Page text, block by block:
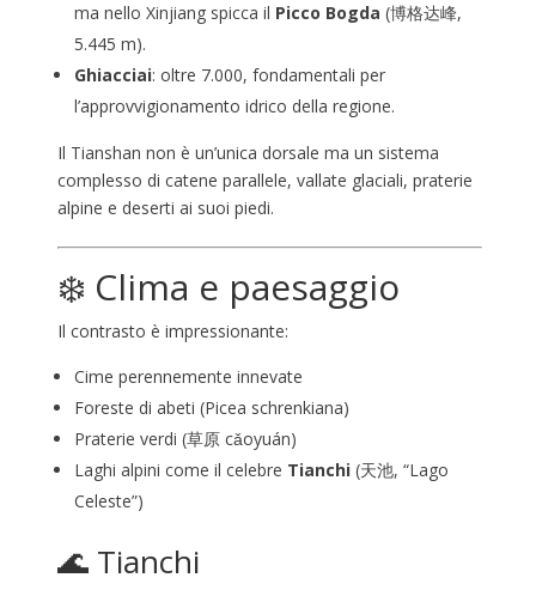
ma nello Xinjiang spicca il Picco Bogda (博格达峰,
5.445 m).
Ghiacciai: oltre 7.000, fondamentali per
l’approvvigionamento idrico della regione.
Il Tianshan non è un’unica dorsale ma un sistema
complesso di catene parallele, vallate glaciali, praterie
alpine e deserti ai suoi piedi.
❄️ Clima e paesaggio
Il contrasto è impressionante:
Cime perennemente innevate
Foreste di abeti (Picea schrenkiana)
Praterie verdi (草原 cǎoyuán)
Laghi alpini come il celebre Tianchi(天池, “Lago
Celeste”)
🌊 Tianchi